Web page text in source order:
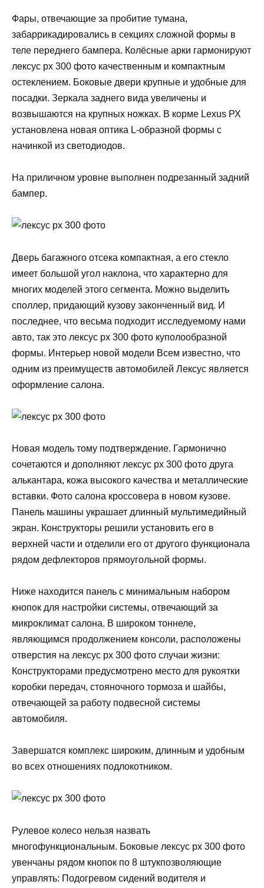
Фары, отвечающие за пробитие тумана,
забаррикадировались в секциях сложной формы в
теле переднего бампера. Колёсные арки гармонируют
лексус рх 300 фото качественным и компактным
остеклением. Боковые двери крупные и удобные для
посадки. Зеркала заднего вида увеличены и
возвышаются на крупных ножках. В корме Lexus РХ
установлена новая оптика L-образной формы с
начинкой из светодиодов.
На приличном уровне выполнен подрезанный задний
бампер.
Дверь багажного отсека компактная, а его стекло
имеет большой угол наклона, что характерно для
многих моделей этого сегмента. Можно выделить
споллер, придающий кузову законченный вид. И
последнее, что весьма подходит исследуемому нами
авто, так это лексус рх 300 фото куполообразной
формы. Интерьер новой модели Всем известно, что
одним из преимуществ автомобилей Лексус является
оформление салона.
Новая модель тому подтверждение. Гармонично
сочетаются и дополняют лексус рх 300 фото друга
алькантара, кожа высокого качества и металлические
вставки. Фото салона кроссовера в новом кузове.
Панель машины украшает длинный мультимедийный
экран. Конструкторы решили установить его в
верхней части и отделили его от другого функционала
рядом дефлекторов прямоугольной формы.
Ниже находится панель с минимальным набором
кнопок для настройки системы, отвечающий за
микроклимат салона. В широком тоннеле,
являющимся продолжением консоли, расположены
отверстия на лексус рх 300 фото случаи жизни:
Конструкторами предусмотрено место для рукоятки
коробки передач, стояночного тормоза и шайбы,
отвечающей за работу подвесной системы
автомобиля.
Завершатся комплекс широким, длинным и удобным
во всех отношениях подлокотником.
Рулевое колесо нельзя назвать
многофункциональным. Боковые лексус рх 300 фото
увенчаны рядом кнопок по 8 штукпозволяющие
управлять: Подогревом сидений водителя и